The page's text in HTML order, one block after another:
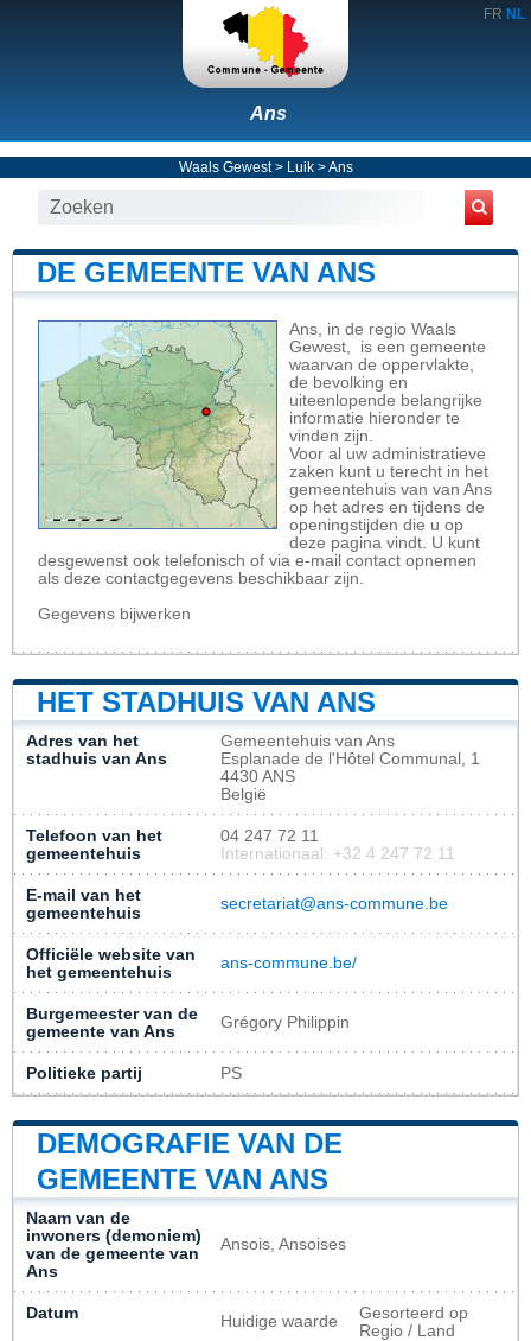
FR NL
Ans
Waals Gewest> Luik>Ans
DE GEMEENTE VAN ANS
Ans, in de regio Waals
Gewest, is een gemeente
waarvan de oppervlakte,
de bevolking en
uiteenlopende belangrijke
informatie hieronder te
vinden zijn.
Voor al uw administratieve
zaken kunt u terecht in het
gemeentehuis van van Ans
op het adres en tijdens de
openingstijden die u op
deze pagina vindt. U kunt
desgewenst ook telefonisch of via e-mail contact opnemen
als deze contactgegevens beschikbaar zijn.
Gegevens bijwerken
HET STADHUIS VAN ANS
Adres van het
stadhuis van Ans
Gemeentehuis van Ans
Esplanade de l'Hôtel Communal, 1
4430 ANS
België
Telefoon van het
gemeentehuis
04 247 72 11
Internationaal: +32 4 247 72 11
E-mail van het
gemeentehuis
secretariat@ans-commune.be
Officiële website van
het gemeentehuis
ans-commune.be/
Burgemeester van de
gemeente van Ans
Grégory Philippin
Politieke partij PS
DEMOGRAFIE VAN DE
GEMEENTE VAN ANS
Naam van de
inwoners (demoniem)
van de gemeente van
Ans
Ansois, Ansoises
Datum Huidige waarde
Gesorteerd op
Regio / Land